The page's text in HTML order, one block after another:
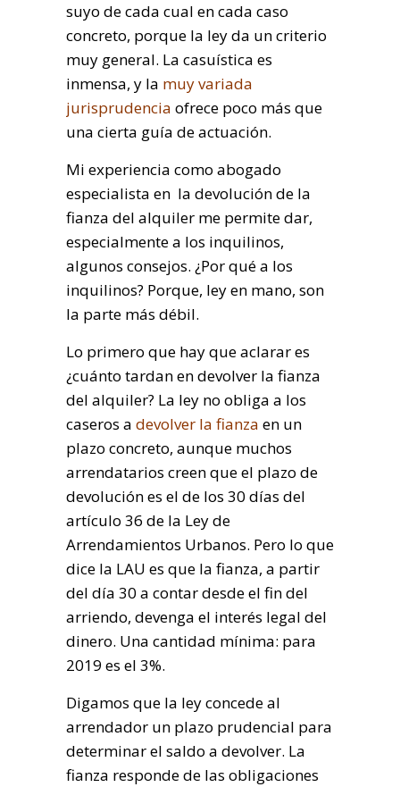
suyo de cada cual en cada caso
concreto, porque la ley da un criterio
muy general. La casuística es
inmensa, y la muy variada
jurisprudencia ofrece poco más que
una cierta guía de actuación.
Mi experiencia como abogado
especialista en la devolución de la
fianza del alquiler me permite dar,
especialmente a los inquilinos,
algunos consejos. ¿Por qué a los
inquilinos? Porque, ley en mano, son
la parte más débil.
Lo primero que hay que aclarar es
¿cuánto tardan en devolver la fianza
del alquiler? La ley no obliga a los
caseros a devolver la fianza en un
plazo concreto, aunque muchos
arrendatarios creen que el plazo de
devolución es el de los 30 días del
artículo 36 de la Ley de
Arrendamientos Urbanos. Pero lo que
dice la LAU es que la fianza, a partir
del día 30 a contar desde el fin del
arriendo, devenga el interés legal del
dinero. Una cantidad mínima: para
2019 es el 3%.
Digamos que la ley concede al
arrendador un plazo prudencial para
determinar el saldo a devolver. La
fianza responde de las obligaciones